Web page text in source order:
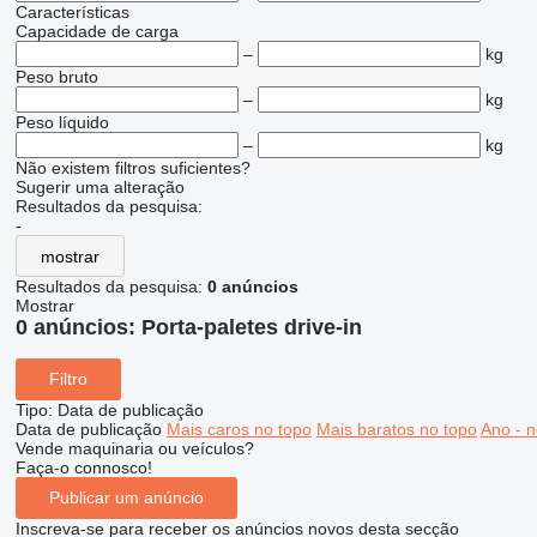
Características
Capacidade de carga
–
kg
Peso bruto
–
kg
Peso líquido
–
kg
Não existem filtros suficientes?
Sugerir uma alteração
Resultados da pesquisa:
-
mostrar
Resultados da pesquisa: 0 anúncios
Mostrar
0 anúncios: Porta-paletes drive-in
Filtro
Tipo: Data de publicação
Data de publicação Mais caros no topo Mais baratos no topo Ano -
Vende maquinaria ou veículos?
Faça-o connosco!
Publicar um anúncio
Inscreva-se para receber os anúncios novos desta secção